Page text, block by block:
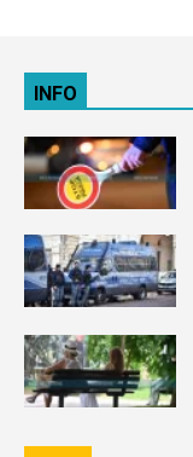
INFO